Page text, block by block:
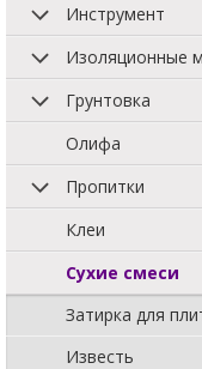
Инструмент
Изоляционные
Грунтовка
Олифа
Пропитки
Клеи
Сухие смеси
Затирка для
Известь